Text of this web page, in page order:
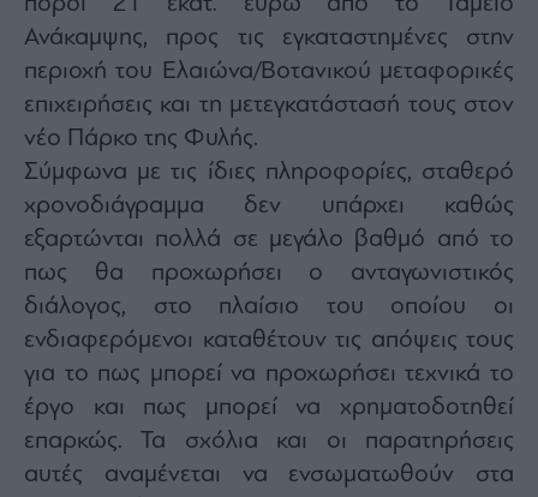
Ανάκαμψης, προς τις εγκαταστημένες στην
περιοχή του Ελαιώνα/Βοτανικού μεταφορικές
επιχειρήσεις και τη μετεγκατάστασή τους στον
νέο Πάρκο της Φυλής.
Σύμφωνα με τις ίδιες πληροφορίες, σταθερό
χρονοδιάγραμμα δεν υπάρχει καθώς
εξαρτώνται πολλά σε μεγάλο βαθμό από το
πως θα προχωρήσει ο ανταγωνιστικός
διάλογος, στο πλαίσιο του οποίου οι
ενδιαφερόμενοι καταθέτουν τις απόψεις τους
για το πως μπορεί να προχωρήσει τεχνικά το
έργο και πως μπορεί να χρηματοδοτηθεί
επαρκώς. Τα σχόλια και οι παρατηρήσεις
αυτές αναμένεται να ενσωματωθούν στα